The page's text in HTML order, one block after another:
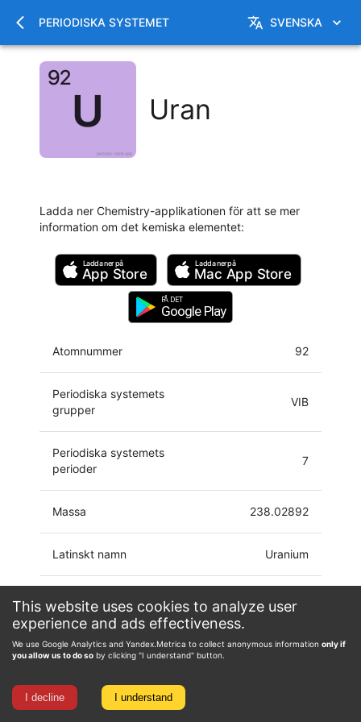
This website uses cookies to analyze user
experience and ads effectiveness.
We use Google Analytics and Yandex.Metrica to collect anonymous information only if
you allow us to do so by clicking "I understand" button.
I decline I understand
PERIODISKA SYSTEMET SVENSKA
Uran
Ladda ner Chemistry-applikationen för att se mer
information om det kemiska elementet:
Ladda ner på
App Store
Ladda ner på
Mac App Store
FÅ DET
Google Play
Atomnummer 92
Periodiska systemets
grupper
VIB
Periodiska systemets
perioder
7
Massa 238.02892
Latinskt namn Uranium
Oxidationstillstånd
0, 1, 2, 3, 4, 5,